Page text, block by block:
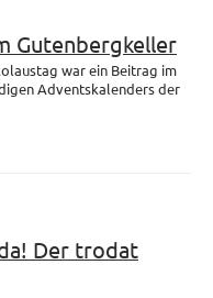
Gutenbergkeller
war ein Beitrag im
Adventskalenders der
Der trodat